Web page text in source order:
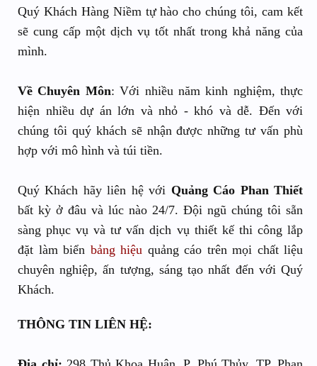
Quý Khách Hàng Niềm tự hào cho chúng tôi, cam kết
sẽ cung cấp một dịch vụ tốt nhất trong khả năng của
mình.
Về Chuyên Môn: Với nhiều năm kinh nghiệm, thực
hiện nhiều dự án lớn và nhỏ - khó và dễ. Đến với
chúng tôi quý khách sẽ nhận được những tư vấn phù
hợp với mô hình và túi tiền.
Quý Khách hãy liên hệ với Quảng Cáo Phan Thiết
bất kỳ ở đâu và lúc nào 24/7. Đội ngũ chúng tôi sẵn
sàng phục vụ và tư vấn dịch vụ thiết kế thi công lắp
đặt làm biển bảng hiệu quảng cáo trên mọi chất liệu
chuyên nghiệp, ấn tượng, sáng tạo nhất đến với Quý
Khách.
THÔNG TIN LIÊN HỆ: